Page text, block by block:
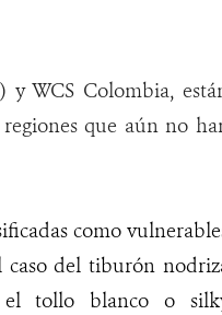
y WCS Colombia,
que aún no
como
caso del tiburón
tollo blanco o